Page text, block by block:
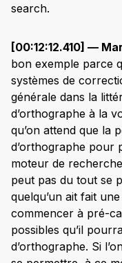
search.
[00:12:12.410] —
bon exemple parce
systèmes de
générale dans la
d’orthographe à la
qu’on attend que la
d’orthographe pour
moteur de
peut pas du tout se
quelqu’un ait fait
commencer à pré-
possibles qu’il
d’orthographe. Si